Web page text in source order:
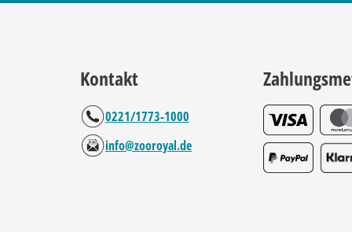
Kontakt
0221/1773-1000
info@zooroyal.de